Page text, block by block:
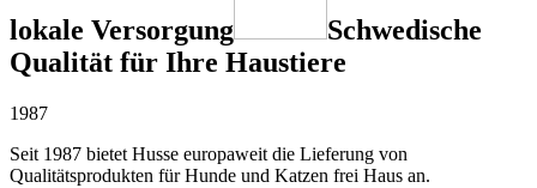
lokale Versorgung
Schwedische
Qualität für Ihre Haustiere
1987
Seit 1987 bietet Husse europaweit die Lieferung von
Qualitätsprodukten für Hunde und Katzen frei Haus an.